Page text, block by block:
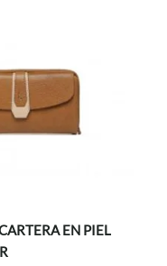
EN PIEL